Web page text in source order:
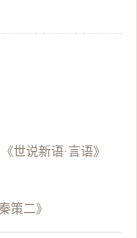
《世说新语·言语》
策二》